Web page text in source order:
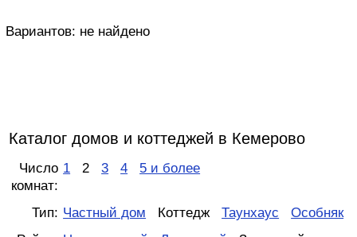
Вариантов: не найдено
Каталог домов и коттеджей в Кемерово
Число
комнат:
1 2 3 4 5 и более
Тип: Частный дом Коттедж Таунхаус
Особняк